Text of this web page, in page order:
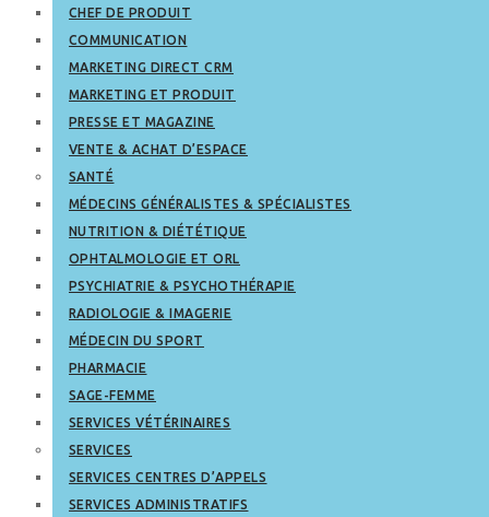
CHEF DE PRODUIT
COMMUNICATION
MARKETING DIRECT CRM
MARKETING ET PRODUIT
PRESSE ET MAGAZINE
VENTE & ACHAT D’ESPACE
SANTÉ
MÉDECINS GÉNÉRALISTES & SPÉCIALISTES
NUTRITION & DIÉTÉTIQUE
OPHTALMOLOGIE ET ORL
PSYCHIATRIE & PSYCHOTHÉRAPIE
RADIOLOGIE & IMAGERIE
MÉDECIN DU SPORT
PHARMACIE
SAGE-FEMME
SERVICES VÉTÉRINAIRES
SERVICES
SERVICES CENTRES D’APPELS
SERVICES ADMINISTRATIFS